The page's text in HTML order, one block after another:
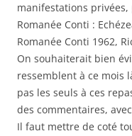
manifestations
Romanée Conti :
Romanée Conti 1962,
On souhaiterait bien
ressemblent à ce mois
pas les seuls à ces
des commentaires,
Il faut mettre de coté